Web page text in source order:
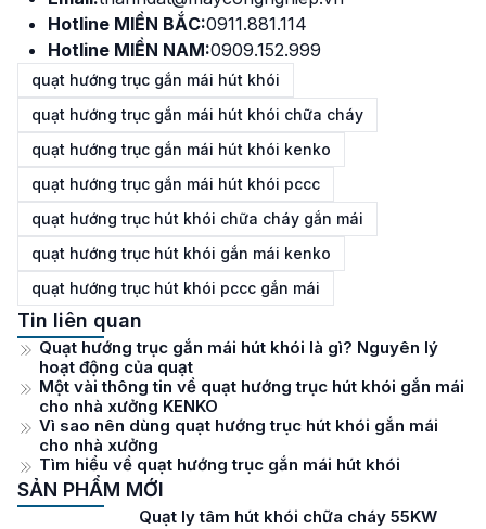
Hotline MIỀN BẮC:0911.881.114
Hotline MIỀN NAM:0909.152.999
quạt hướng trục gắn mái hút khói
quạt hướng trục gắn mái hút khói chữa cháy
quạt hướng trục gắn mái hút khói kenko
quạt hướng trục gắn mái hút khói pccc
quạt hướng trục hút khói chữa cháy gắn mái
quạt hướng trục hút khói gắn mái kenko
quạt hướng trục hút khói pccc gắn mái
Tin liên quan
Quạt hướng trục gắn mái hút khói là gì? Nguyên lý
hoạt động của quạt
Một vài thông tin về quạt hướng trục hút khói gắn mái
cho nhà xưởng KENKO
Vì sao nên dùng quạt hướng trục hút khói gắn mái
cho nhà xưởng
Tìm hiểu về quạt hướng trục gắn mái hút khói
SẢN PHẨM MỚI
Quạt ly tâm hút khói chữa cháy 55KW